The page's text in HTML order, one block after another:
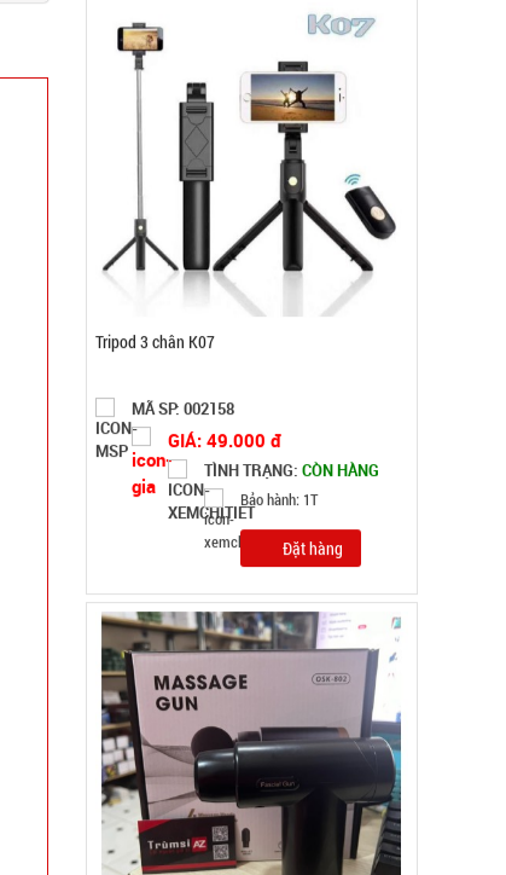
Súng massage Gun 30w - Nút Bấm lõi đồng có
MÃ SP: SP004037
GIÁ: 92.000 đ
TÌNH TRẠNG:
CÒN HÀNG
Bảo hành: Test, Cân nặng:
0,3kg
Đặt hàng